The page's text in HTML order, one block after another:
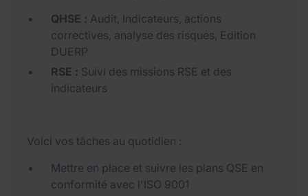
QHSE : Audit, Indicateurs, actions
correctives, analyse des risques, Edition
DUERP
RSE : Suivi des missions RSE et des
indicateurs
Voici vos tâches au quotidien :
Mettre en place et suivre les plans QSE en
conformité avec l'ISO 9001